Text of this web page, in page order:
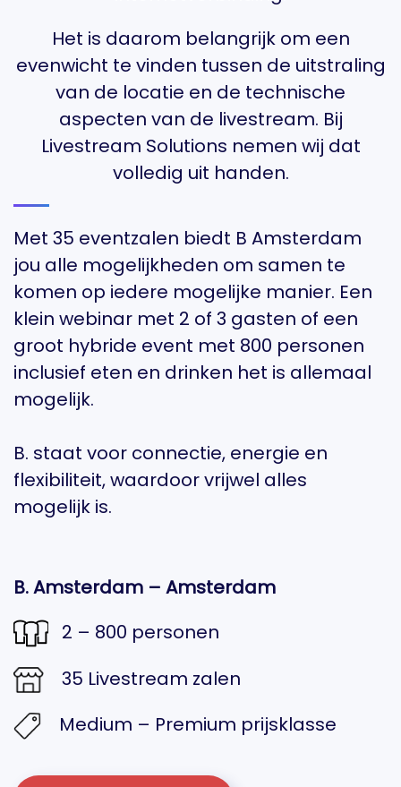
Het is daarom belangrijk om een
evenwicht te vinden tussen de uitstraling
van de locatie en de technische
aspecten van de livestream. Bij
Livestream Solutions nemen wij dat
volledig uit handen.
Met 35 eventzalen biedt B Amsterdam
jou alle mogelijkheden om samen te
komen op iedere mogelijke manier. Een
klein webinar met 2 of 3 gasten of een
groot hybride event met 800 personen
inclusief eten en drinken het is allemaal
mogelijk.
B. staat voor connectie, energie en
flexibiliteit, waardoor vrijwel alles
mogelijk is.
B. Amsterdam – Amsterdam
2 – 800 personen
35 Livestream zalen
Medium – Premium prijsklasse